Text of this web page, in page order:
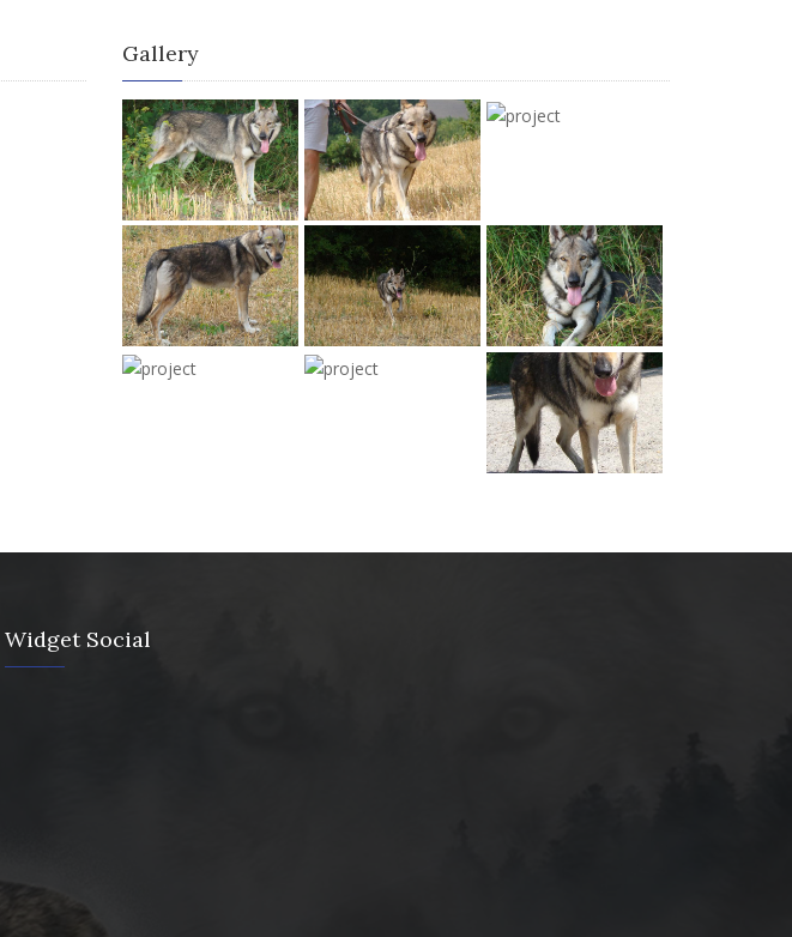
Gallery
View more View more View more
View more View more View more
View more View more View more
Widget Social